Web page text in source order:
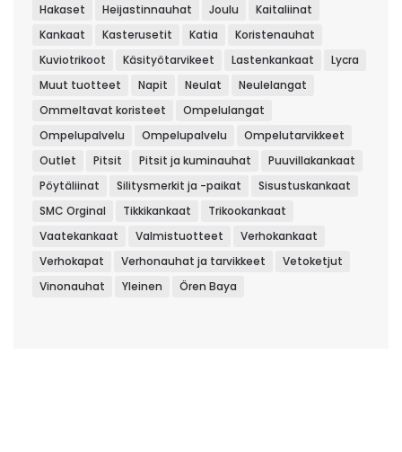
Hakaset
Heijastinnauhat Joulu
Kaitaliinat
Kankaat
Kasterusetit Katia
Koristenauhat
Kuviotrikoot
Käsityötarvikeet Lastenkankaat
Lycra
Muut tuotteet
Napit Neulat
Neulelangat
Ommeltavat koristeet
Ompelulangat
Ompelupalvelu
Ompelupalvelu
Ompelutarvikkeet
Outlet
Pitsit Pitsit ja kuminauhat
Puuvillakankaat
Pöytäliinat
Silitysmerkit ja -paikat
Sisustuskankaat
SMC Orginal
Tikkikankaat
Trikookankaat
Vaatekankaat
Valmistuotteet
Verhokankaat
Verhokapat
Verhonauhat ja tarvikkeet
Vetoketjut
Vinonauhat
Yleinen Ören Baya